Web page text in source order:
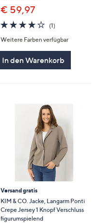
€ 59,97
4.0
von
5
(1)
Weitere Farben verfügbar
In den Warenkorb
Versand gratis
KIM & CO. Jacke, Langarm Ponti
Crepe Jersey 1 Knopf Verschluss
figurumspielend